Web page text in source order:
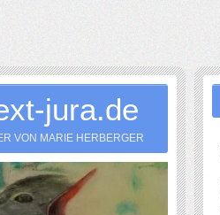
jura.de
VON MARIE HERBERGER